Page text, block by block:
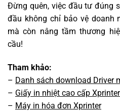
Đừng quên, việc đầu tư đúng
đầu không chỉ bảo vệ doanh
mà còn nâng tầm thương
cầu!
Tham khảo:
– Danh sách download Driver
– Giấy in nhiệt cao cấp Xprinter
– Máy in hóa đơn Xprinter